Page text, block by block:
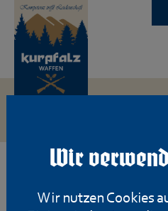
Wir
Wir nutzen Cookies
Zum
Hauptinhalt
springen